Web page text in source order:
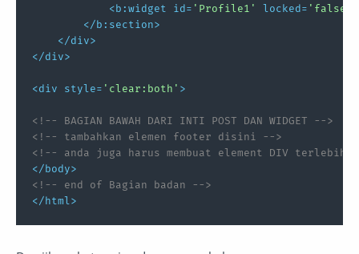
<b:widget id= 'Profile1' locked= 'false'
</b:section>
</div>
</div>
<div style= 'clear:both' >
<!-- BAGIAN BAWAH DARI INTI POST DAN WIDGET -->
<!-- tambahkan elemen footer disini -->
<!-- anda juga harus membuat element DIV terlebih
</body>
<!-- end of Bagian badan -->
</html>